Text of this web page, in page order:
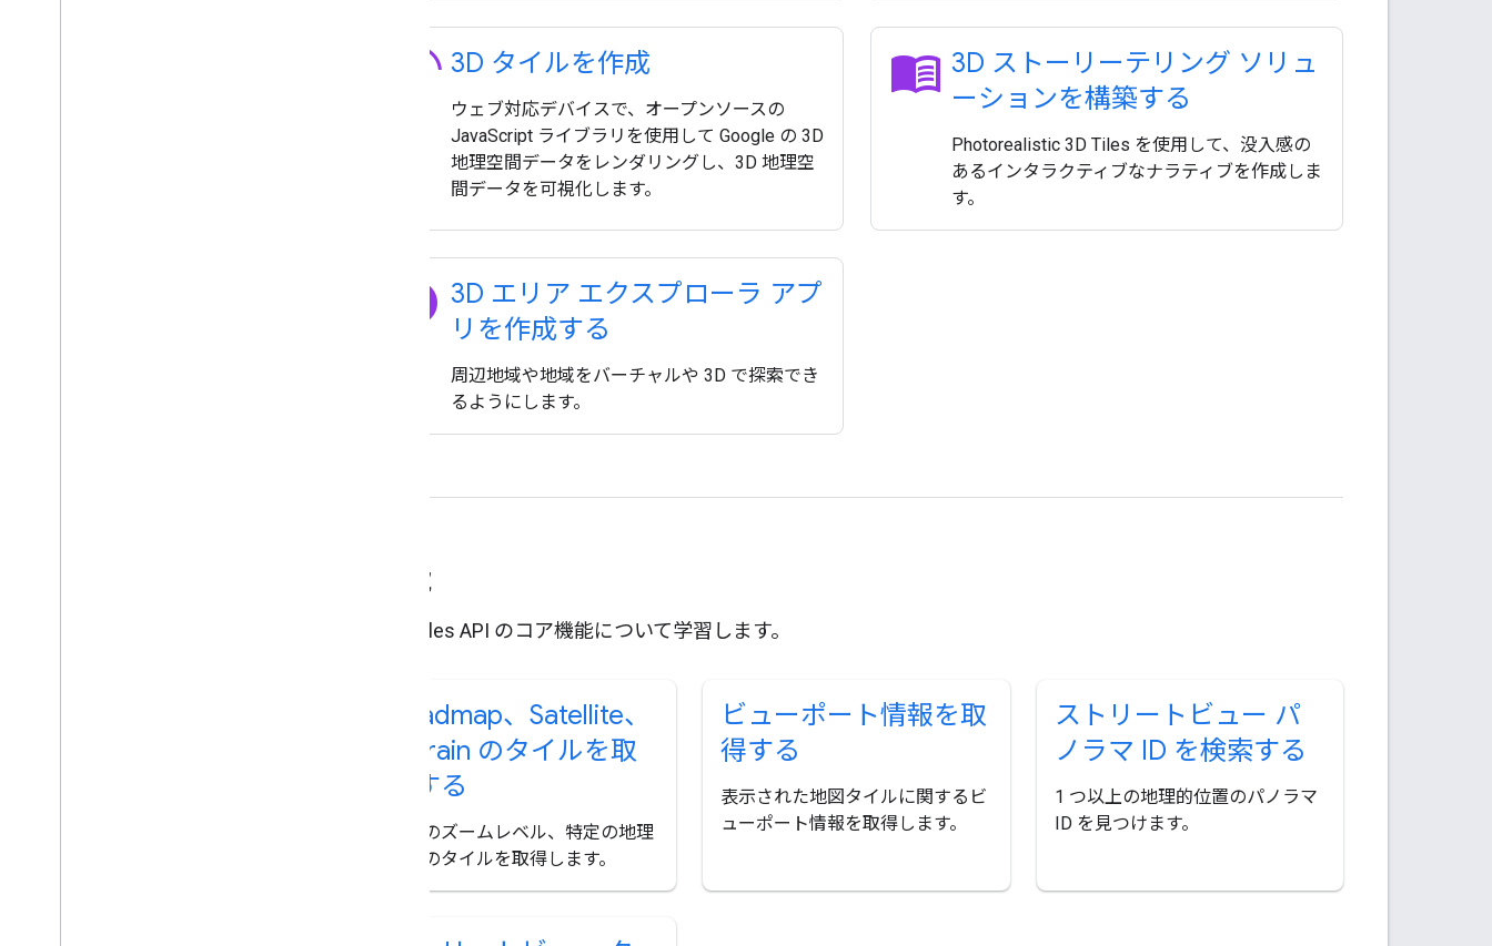
3d_rotation 3D タイルを作成
ウェブ対応デバイスで、オープンソースの
JavaScript ライブラリを使用して Google の 3D
地理空間データをレンダリングし、3D 地理空
間データを可視化します。
menu_book 3D ストーリーテリング ソリュ
ーションを構築する
Photorealistic 3D Tiles を使用して、没入感の
あるインタラクティブなナラティブを作成しま
す。
explore 3D エリア エクスプローラ アプ
リを作成する
周辺地域や地域をバーチャルや 3D で探索でき
るようにします。
機能
Map Tiles API のコア機能について学習します。
Roadmap、Satellite、
Terrain のタイルを取
得する
特定のズームレベル、特定の地理
座標のタイルを取得します。
ビューポート情報を取
得する
表示された地図タイルに関するビ
ューポート情報を取得します。
ストリートビュー パ
ノラマ ID を検索する
1 つ以上の地理的位置のパノラマ
ID を見つけます。